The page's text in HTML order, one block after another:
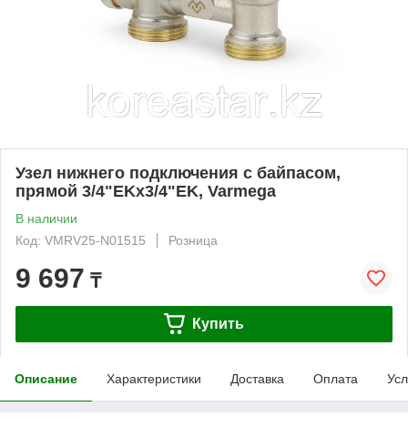
Узел нижнего подключения с байпасом,
прямой 3/4"EKх3/4"EK, Varmega
В наличии
Код: VMRV25-N01515
Розница
9 697 ₸
Купить
Описание Характеристики Доставка Оплата